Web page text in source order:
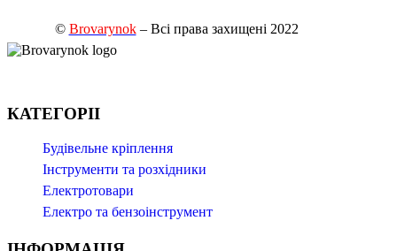
© Brovarynok– Всі права захищені 2022
КАТЕГОРІІ
Будівельне кріплення
Інструменти та розхідники
Електротовари
Електро та бензоінструмент